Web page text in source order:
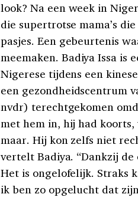
look? Na een week in
die supertrotse mama’s
pasjes. Een gebeurtenis
meemaken. Badiya Issa is
Nigerese tijdens een
een gezondheidscentrum
nvdr) terechtgekomen
met hem in, hij had
maar. Hij kon zelfs niet
vertelt Badiya. “Dankzij
Het is ongelofelijk. Straks
ik ben zo opgelucht dat